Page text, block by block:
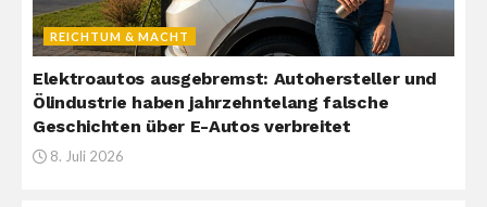
REICHTUM & MACHT
Elektroautos ausgebremst: Autohersteller und
Ölindustrie haben jahrzehntelang falsche
Geschichten über E-Autos verbreitet
8. Juli 2026